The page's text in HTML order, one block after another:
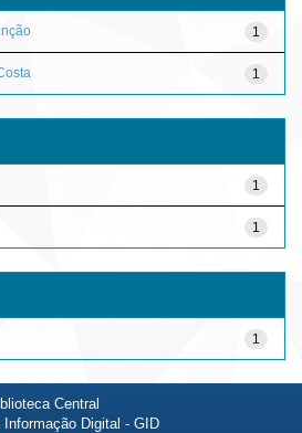
1
1
1
1
1
Central
Digital - GID